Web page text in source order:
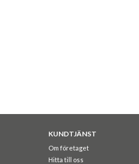
KUNDTJÄNST
Om företaget
Hitta till oss